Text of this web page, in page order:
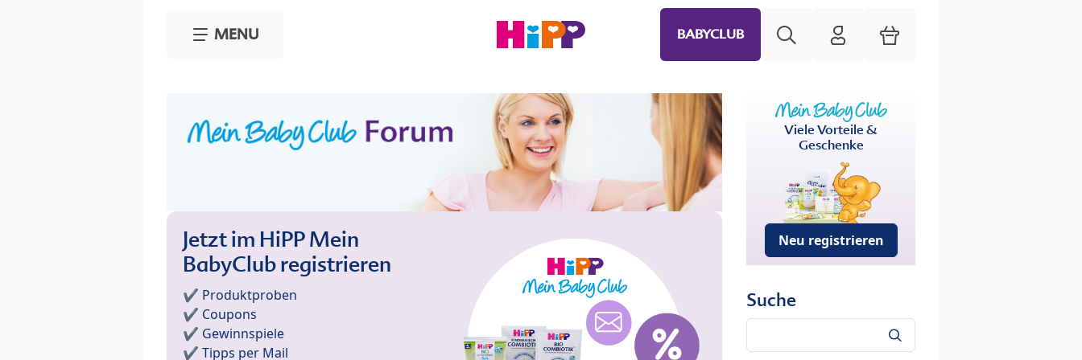
MENU BABYCLUB HiPP Mein Babyclub
Warenkorb
Jetzt im HiPP Mein
BabyClub registrieren
✔️ Produktproben
✔️ Coupons
✔️ Gewinnspiele
✔️ Tipps per Mail
Viele Vorteile &
Geschenke
Neu registrieren
Suche